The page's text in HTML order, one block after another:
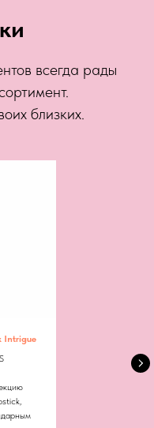
всегда рады
близких.
Intrigue